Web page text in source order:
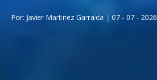
Por: Javier Martinez Garralda | 07 - 07 - 2026